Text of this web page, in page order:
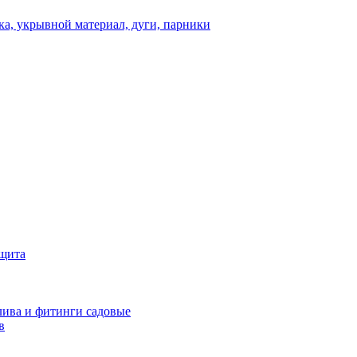
укрывной материал, дуги, парники
и фитинги садовые